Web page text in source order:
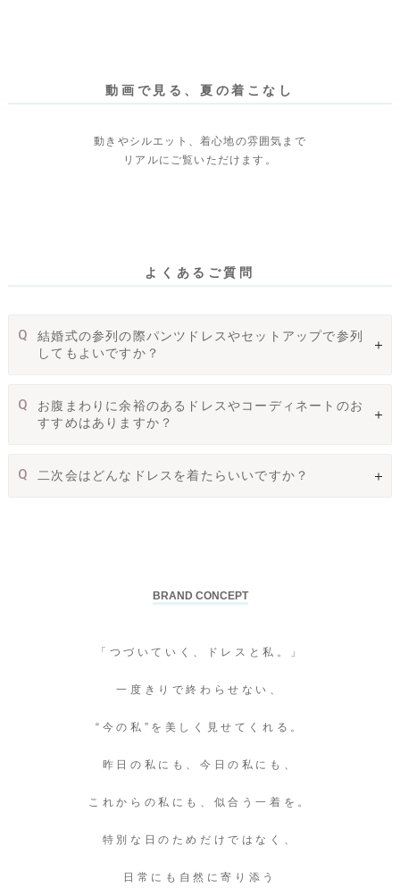
動画で見る、夏の着こなし
動きやシルエット、着心地の雰囲気まで
リアルにご覧いただけます。
よくあるご質問
Q
結婚式の参列の際パンツドレスやセットアップで参列
してもよいですか？
Q
お腹まわりに余裕のあるドレスやコーディネートのお
すすめはありますか？
Q 二次会はどんなドレスを着たらいいですか？
BRAND CONCEPT
「つづいていく、ドレスと私。」
一度きりで終わらせない、
“今の私”を美しく見せてくれる。
昨日の私にも、今日の私にも、
これからの私にも、似合う一着を。
特別な日のためだけではなく、
日常にも自然に寄り添う